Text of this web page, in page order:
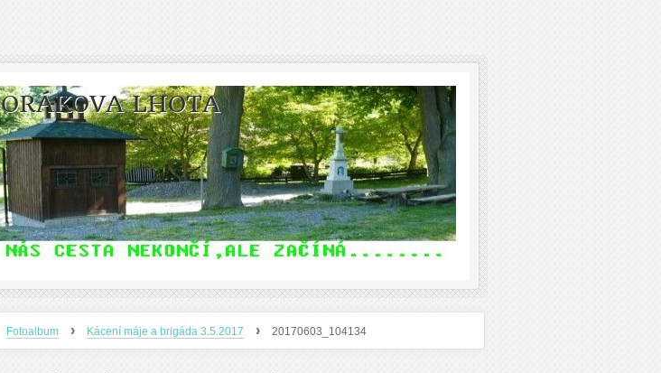
LHOTA
Fotoalbum › Kácení máje a brigáda 3.5.2017 › 20170603_104134